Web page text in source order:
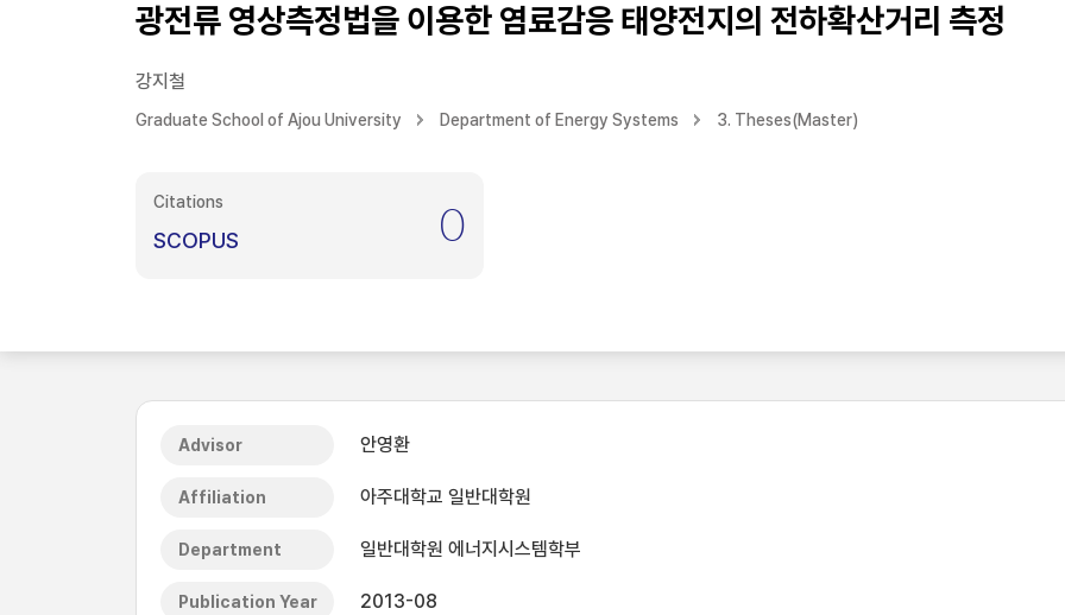
광전류 영상측정법을 이용한 염료감응 태양전지의 전하확산거리 측정
강지철
Graduate School of Ajou University Department of Energy Systems 3. Theses(Master)
Citations
SCOPUS 0
Advisor 안영환
Affiliation 아주대학교 일반대학원
Department 일반대학원 에너지시스템학부
Publication Year 2013-08